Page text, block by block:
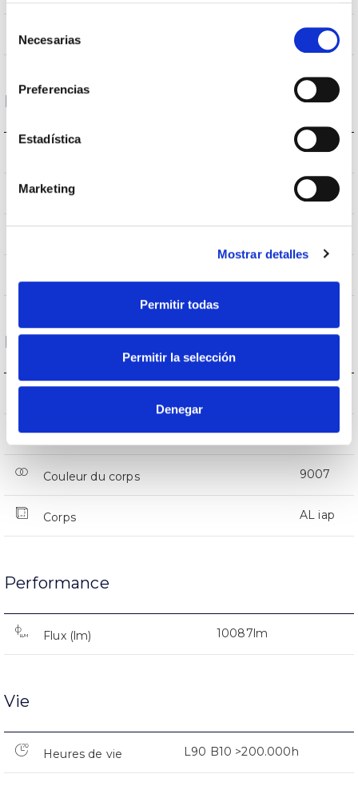
Necesarias
Preferencias
Estadística
Marketing
Mostrar detalles
Permitir todas
Permitir la selección
Denegar
Empalmable
Données optiques
3.000K
CRI Indice de rendu des couleurs >70
Logement et finition
Indice d’étanchéité IP IP66
Couleur du corps 9007
Corps AL iap
Performance
Flux (lm) 10087lm
Vie
Heures de vie L90 B10 >200.000h